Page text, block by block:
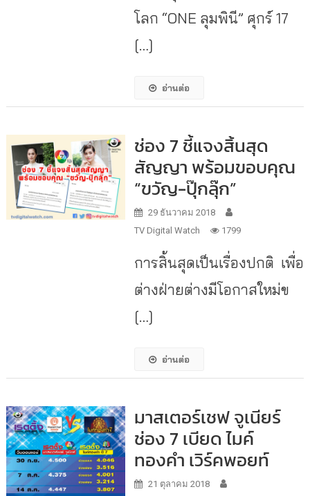
โลก “ONE ลุมพินี” ศุกร์ 17
[…]
อ่านต่อ
ช่อง 7 ชี้แจงสิ้นสุด
สัญญา พร้อมขอบคุณ
“ขวัญ-ปุ๊กลุ๊ก”
29 ธันวาคม 2018
TV Digital Watch
1799
การสิ้นสุดเป็นเรื่องปกติ เพื่อ
ต่างฝ่ายต่างมีโอกาสใหม่ข
[…]
อ่านต่อ
มาสเตอร์เชฟ จูเนียร์
ช่อง 7 เบียด ไมค์
ทองคำ เวิร์คพอยท์
21 ตุลาคม 2018